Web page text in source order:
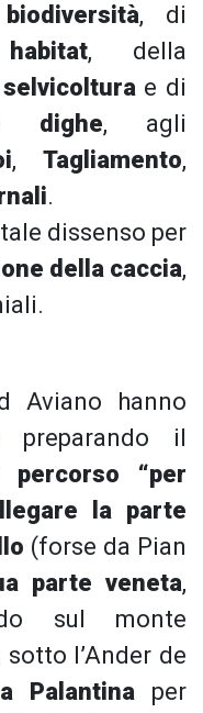
biodiversità, di
, della
e di
dighe, agli
, Tagliamento,
.
dissenso per
della caccia,
Aviano hanno
il
“per
la parte
(forse da Pian
parte veneta,
sul monte
l’Ander de
Palantinaper